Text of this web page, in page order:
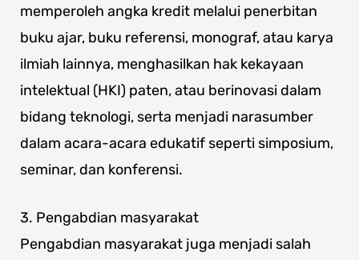
memperoleh angka kredit melalui penerbitan
buku ajar, buku referensi, monograf, atau karya
ilmiah lainnya, menghasilkan hak kekayaan
intelektual (HKI) paten, atau berinovasi dalam
bidang teknologi, serta menjadi narasumber
dalam acara-acara edukatif seperti simposium,
seminar, dan konferensi.
3. Pengabdian masyarakat
Pengabdian masyarakat juga menjadi salah